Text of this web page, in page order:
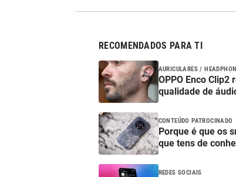
RECOMENDADOS PARA TI
AURICULARES /
OPPO Enco
qualidade de
CONTEÚDO PATROCINADO
Porque é que os
que tens de
REDES SOCIAIS